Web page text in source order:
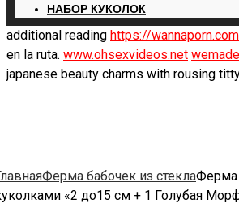
НАБОР КУКОЛОК
additional reading https://wannaporn.com
en la ruta. www.ohsexvideos.net
japanese beauty charms with rousing
Ферма бабочек из стеклаФерма
«2 до15 см + 1 Голубая